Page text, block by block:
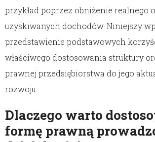
przykład poprzez obniżenie realnego
uzyskiwanych dochodów. Niniejszy
przedstawienie podstawowych
właściwego dostosowania struktury
prawnej przedsiębiorstwa do jego
rozwoju.
Dlaczego warto
formę prawną